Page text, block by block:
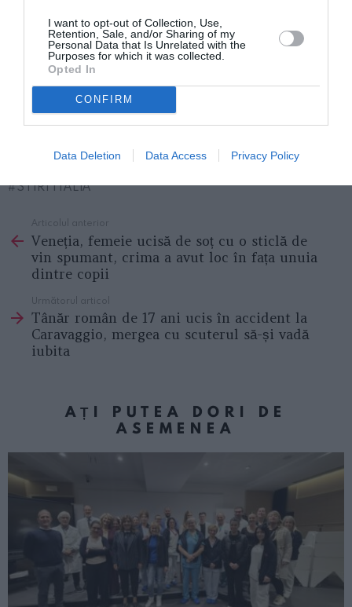
I want to opt-out of Collection, Use,
Retention, Sale, and/or Sharing of my
Personal Data that Is Unrelated with the
Purposes for which it was collected.
Opted In
CONFIRM
Data Deletion Data Access Privacy Policy
acesteia: „A alimenta furia socială pentru a aduna
câteva voturi este periculos. Sper ca Giuseppe Conte
să se gândească un minut și să condamne fără
ezitare acești oameni violenți’, a scris pe Twitter
directorul de organizare al partidului, Giovanni
Donzelli.
STIRI ITALIA
more
Articolul anterior
Veneția, femeie ucisă de soț cu o sticlă de
vin spumant, crima a avut loc în fața unuia
dintre copii
Următorul articol
Tânăr român de 17 ani ucis în accident la
Caravaggio, mergea cu scuterul să-și vadă
iubita
AȚI PUTEA DORI DE
ASEMENEA